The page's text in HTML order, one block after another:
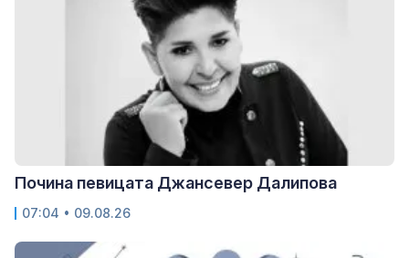
Почина певицата Джансевер Далипова
07:04 • 09.08.26